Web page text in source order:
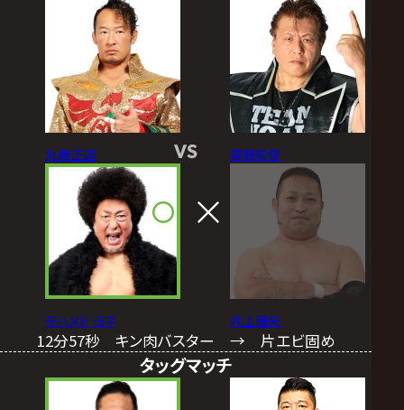
丸藤正道
モハメド ヨネ
VS 齋藤彰俊
井上雅央
12分57秒 キン肉バスター → 片エビ固め
タッグマッチ